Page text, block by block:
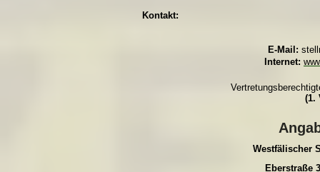
Kontakt:
E-Mail:
Internet:
(1.
Westfälischer
Eberstraße